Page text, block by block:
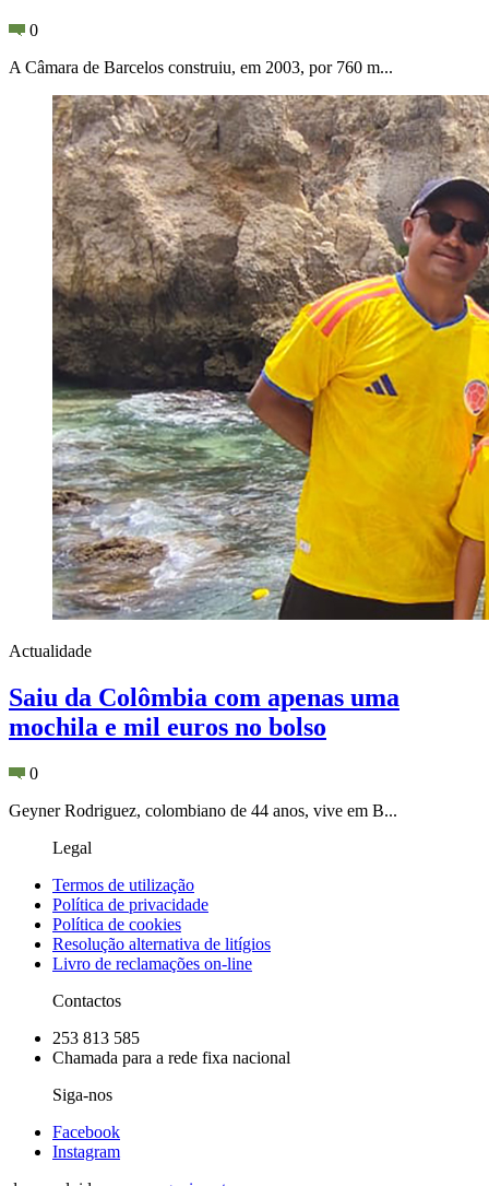
0
A Câmara de Barcelos construiu, em 2003, por 760 m...
Actualidade
Saiu da Colômbia com apenas uma
mochila e mil euros no bolso
0
Geyner Rodriguez, colombiano de 44 anos, vive em B...
Legal
Termos de utilização
Política de privacidade
Política de cookies
Resolução alternativa de litígios
Livro de reclamações on-line
Contactos
253 813 585
Chamada para a rede fixa nacional
Siga-nos
Facebook
Instagram